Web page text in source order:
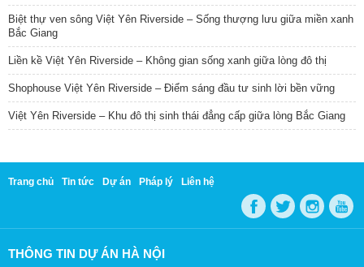
Biệt thự ven sông Việt Yên Riverside – Sống thượng lưu giữa miền xanh
Bắc Giang
Liền kề Việt Yên Riverside – Không gian sống xanh giữa lòng đô thị
Shophouse Việt Yên Riverside – Điểm sáng đầu tư sinh lời bền vững
Việt Yên Riverside – Khu đô thị sinh thái đẳng cấp giữa lòng Bắc Giang
Trang chủ Tin tức Dự án Pháp lý Liên hệ
THÔNG TIN DỰ ÁN HÀ NỘI